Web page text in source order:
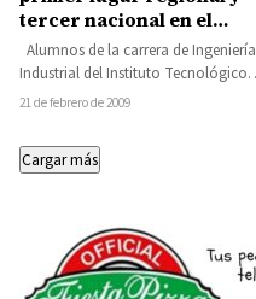
tercer nacional en el
XXXIII Concurso Nacional
de Creatividad
Alumnos de la carrera de Ingeniería
Industrial del Instituto Tecnológico
Superior de Huetamo, lograron
21 de febrero de 2009
Cargar más